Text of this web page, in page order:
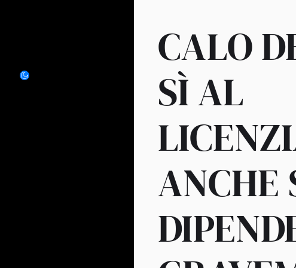
CALO
SÌ AL
ANCHE